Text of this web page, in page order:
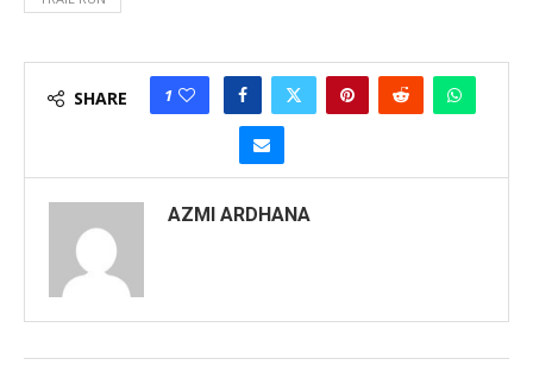
SHARE 1
AZMI ARDHANA